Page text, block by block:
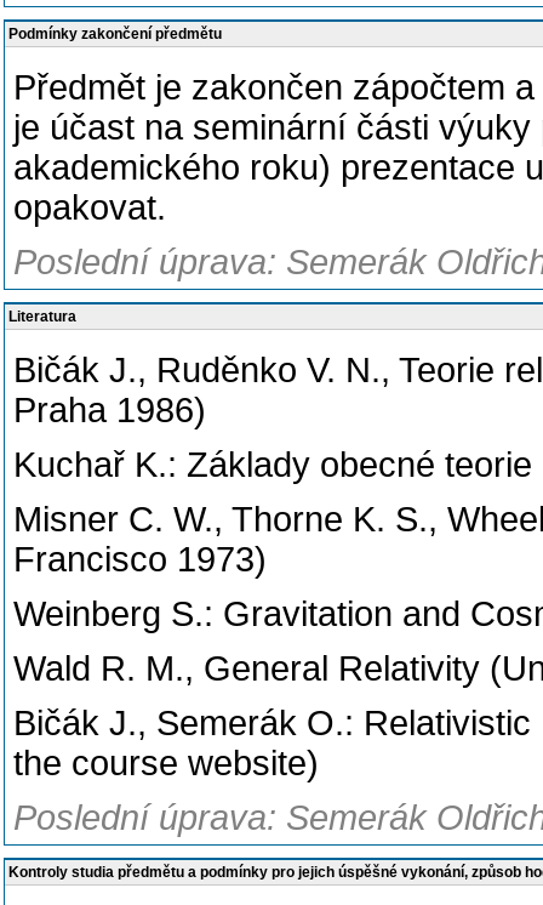
Podmínky zakončení předmětu
Předmět je zakončen zápočtem
je účast na seminární části
akademického roku) prezentace
opakovat.
Poslední úprava: Semerák
Literatura
Bičák J., Ruděnko V. N., Teorie
Praha 1986)
Kuchař K.: Základy obecné
Misner C. W., Thorne K. S.,
Francisco 1973)
Weinberg S.: Gravitation and
Wald R. M., General Relativity
Bičák J., Semerák O.:
the course website)
Poslední úprava: Semerák
Kontroly studia předmětu a podmínky pro jejich úspěšné vykonání, způsob